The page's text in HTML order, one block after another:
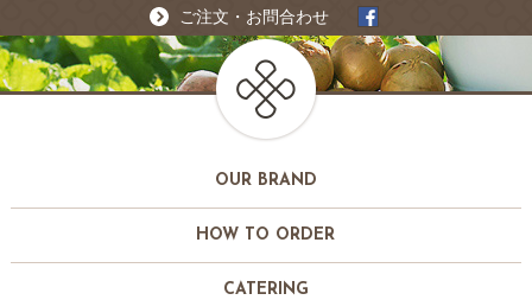
ご注文・お問合わせ
OUR BRAND
HOW TO ORDER
CATERING